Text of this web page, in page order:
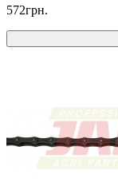
572грн.